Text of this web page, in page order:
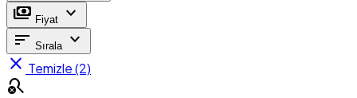
payments Fiyat
expand_more
sort Sırala
expand_more
close Temizle (2)
search_off